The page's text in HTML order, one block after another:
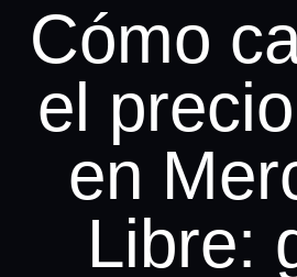
Cómo
el
en
Libre: